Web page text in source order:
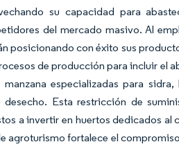
su capacidad para
del mercado masivo. Al
posicionando con éxito sus
de producción para incluir el
especializadas para
Esta restricción de
a invertir en huertos dedicados al
agroturismo fortalece el